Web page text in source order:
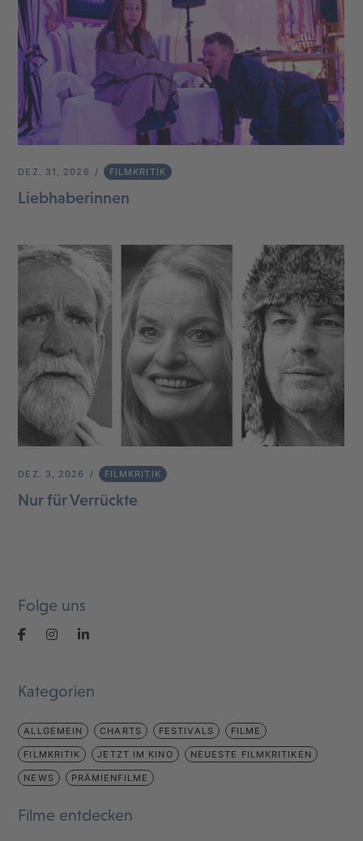
DEZ. 31, 2026 FILMKRITIK
Liebhaberinnen
DEZ. 3, 2026 FILMKRITIK
Nur für Verrückte
Folge uns
Kategorien
ALLGEMEIN CHARTS FESTIVALS FILME
FILMKRITIK JETZT IM KINO NEUESTE FILMKRITIKEN
NEWS PRÄMIENFILME
Filme entdecken